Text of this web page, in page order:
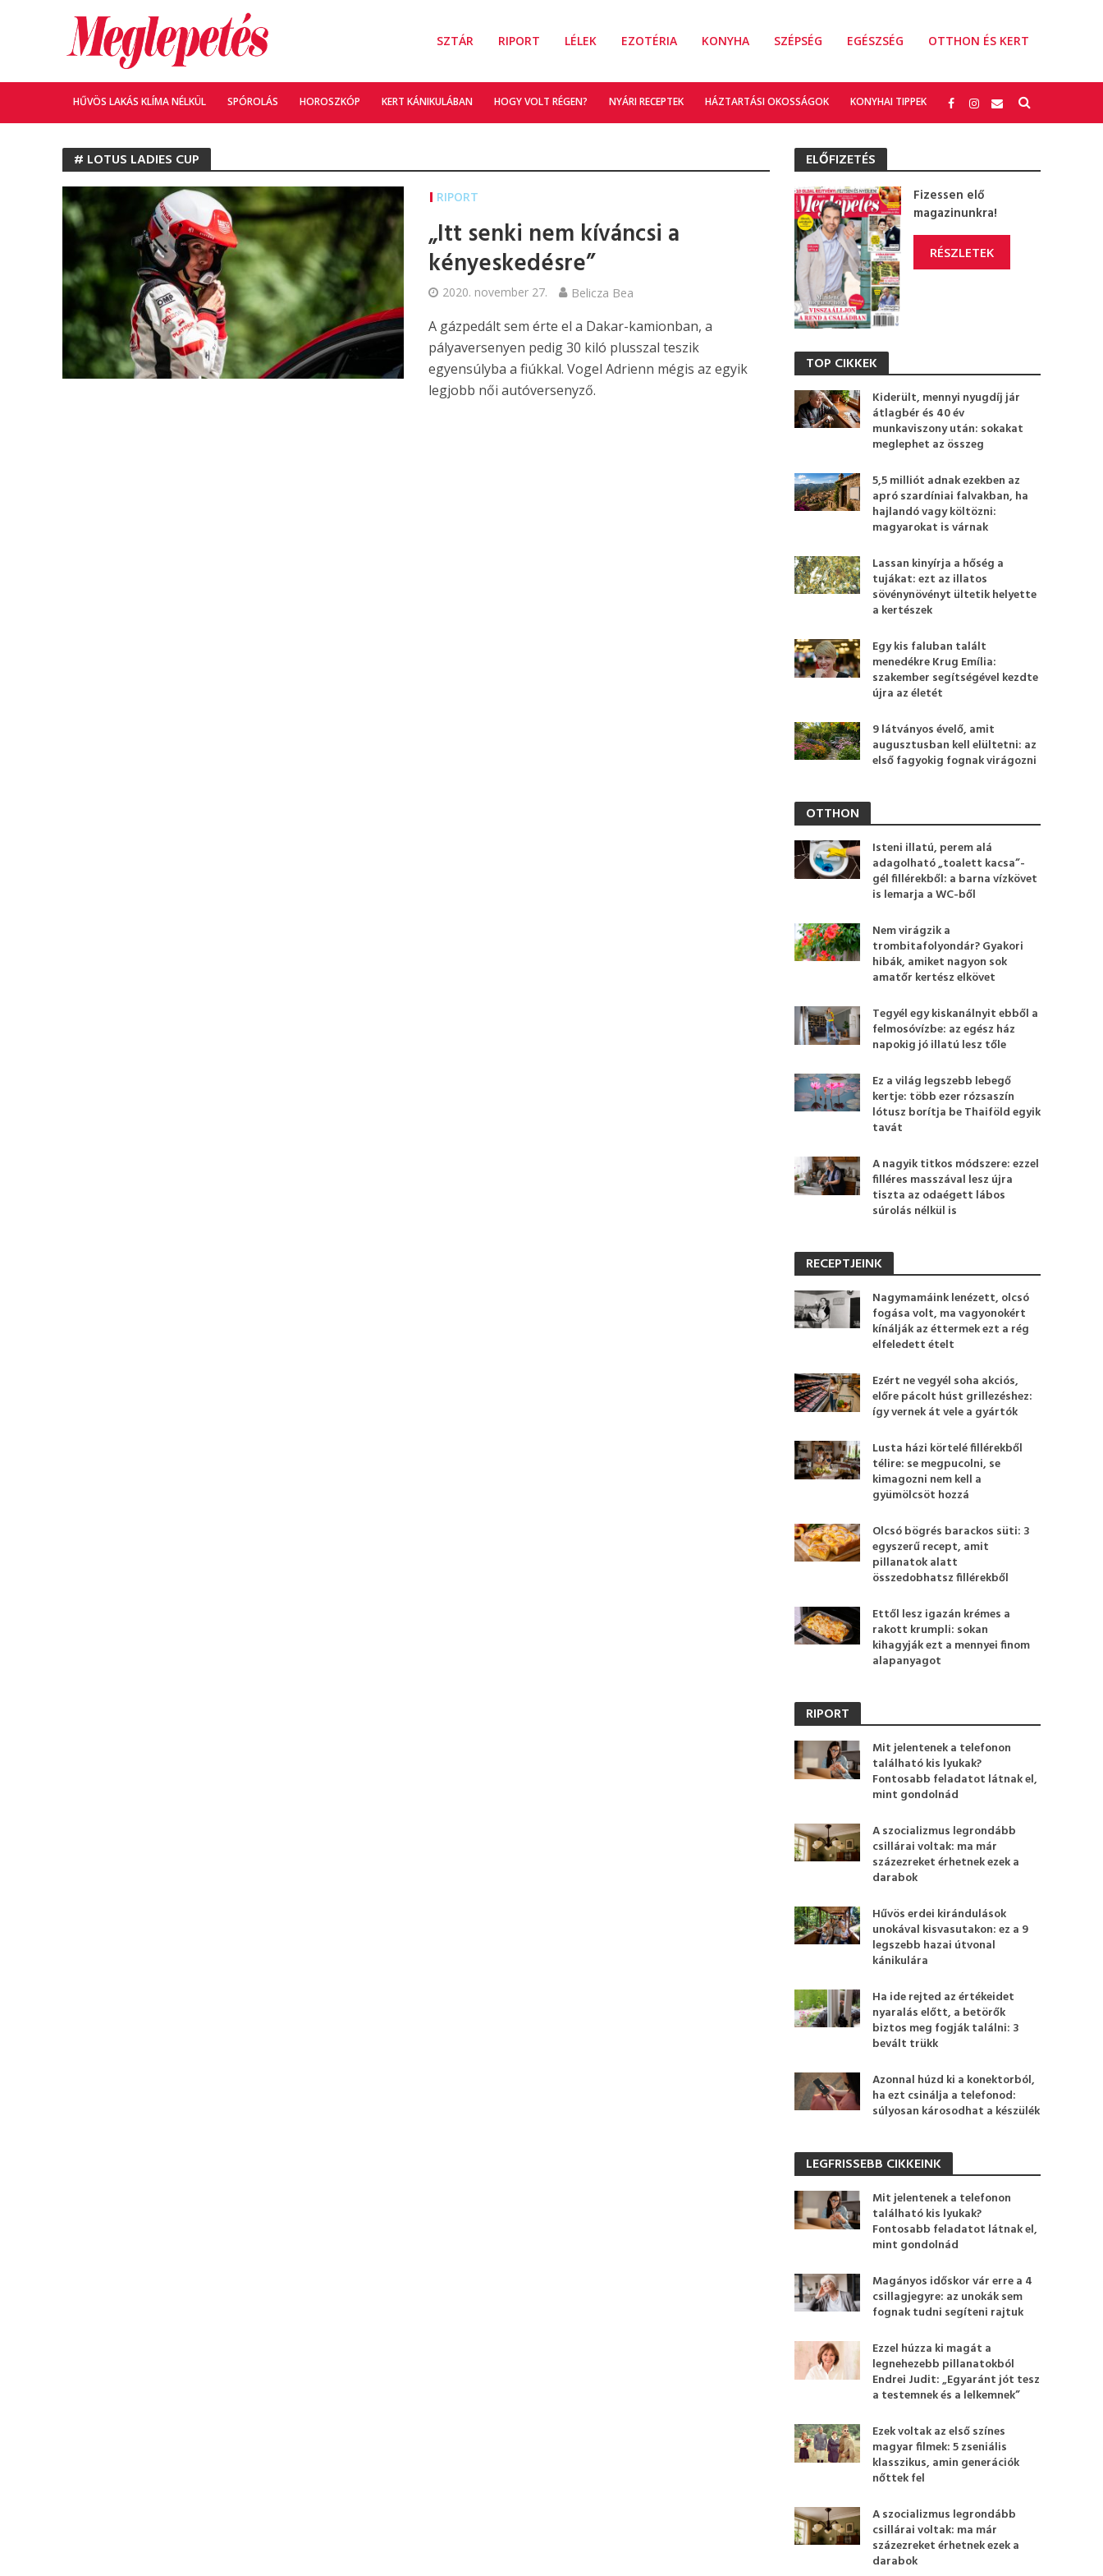
SZTÁR RIPORT LÉLEK EZOTÉRIA KONYHA SZÉPSÉG EGÉSZSÉG OTTHON ÉS KERT
HŰVÖS LAKÁS KLÍMA NÉLKÜL SPÓROLÁS HOROSZKÓP KERT KÁNIKULÁBAN HOGY VOLT RÉGEN? NYÁRI RECEPTEK HÁZTARTÁSI OKOSSÁGOK KONYHAI TIPPEK
# LOTUS LADIES CUP
RIPORT
„Itt senki nem kíváncsi a
kényeskedésre”
2020. november 27. Belicza Bea
A gázpedált sem érte el a Dakar-kamionban, a
pályaversenyen pedig 30 kiló plusszal teszik
egyensúlyba a fiúkkal. Vogel Adrienn mégis az egyik
legjobb női autóversenyző.
ELŐFIZETÉS
Fizessen elő
magazinunkra!
RÉSZLETEK
TOP CIKKEK
Kiderült, mennyi nyugdíj jár
átlagbér és 40 év
munkaviszony után: sokakat
meglephet az összeg
5,5 milliót adnak ezekben az
apró szardíniai falvakban, ha
hajlandó vagy költözni:
magyarokat is várnak
Lassan kinyírja a hőség a
tujákat: ezt az illatos
sövénynövényt ültetik helyette
a kertészek
Egy kis faluban talált
menedékre Krug Emília:
szakember segítségével kezdte
újra az életét
9 látványos évelő, amit
augusztusban kell elültetni: az
első fagyokig fognak virágozni
OTTHON
Isteni illatú, perem alá
adagolható „toalett kacsa”-
gél fillérekből: a barna vízkövet
is lemarja a WC-ből
Nem virágzik a
trombitafolyondár? Gyakori
hibák, amiket nagyon sok
amatőr kertész elkövet
Tegyél egy kiskanálnyit ebből a
felmosóvízbe: az egész ház
napokig jó illatú lesz tőle
Ez a világ legszebb lebegő
kertje: több ezer rózsaszín
lótusz borítja be Thaiföld egyik
tavát
A nagyik titkos módszere: ezzel
filléres masszával lesz újra
tiszta az odaégett lábos
súrolás nélkül is
RECEPTJEINK
Nagymamáink lenézett, olcsó
fogása volt, ma vagyonokért
kínálják az éttermek ezt a rég
elfeledett ételt
Ezért ne vegyél soha akciós,
előre pácolt húst grillezéshez:
így vernek át vele a gyártók
Lusta házi körtelé fillérekből
télire: se megpucolni, se
kimagozni nem kell a
gyümölcsöt hozzá
Olcsó bögrés barackos süti: 3
egyszerű recept, amit
pillanatok alatt
összedobhatsz fillérekből
Ettől lesz igazán krémes a
rakott krumpli: sokan
kihagyják ezt a mennyei finom
alapanyagot
RIPORT
Mit jelentenek a telefonon
található kis lyukak?
Fontosabb feladatot látnak el,
mint gondolnád
A szocializmus legrondább
csillárai voltak: ma már
százezreket érhetnek ezek a
darabok
Hűvös erdei kirándulások
unokával kisvasutakon: ez a 9
legszebb hazai útvonal
kánikulára
Ha ide rejted az értékeidet
nyaralás előtt, a betörők
biztos meg fogják találni: 3
bevált trükk
Azonnal húzd ki a konektorból,
ha ezt csinálja a telefonod:
súlyosan károsodhat a készülék
LEGFRISSEBB CIKKEINK
Mit jelentenek a telefonon
található kis lyukak?
Fontosabb feladatot látnak el,
mint gondolnád
Magányos időskor vár erre a 4
csillagjegyre: az unokák sem
fognak tudni segíteni rajtuk
Ezzel húzza ki magát a
legnehezebb pillanatokból
Endrei Judit: „Egyaránt jót tesz
a testemnek és a lelkemnek”
Ezek voltak az első színes
magyar filmek: 5 zseniális
klasszikus, amin generációk
nőttek fel
A szocializmus legrondább
csillárai voltak: ma már
százezreket érhetnek ezek a
darabok